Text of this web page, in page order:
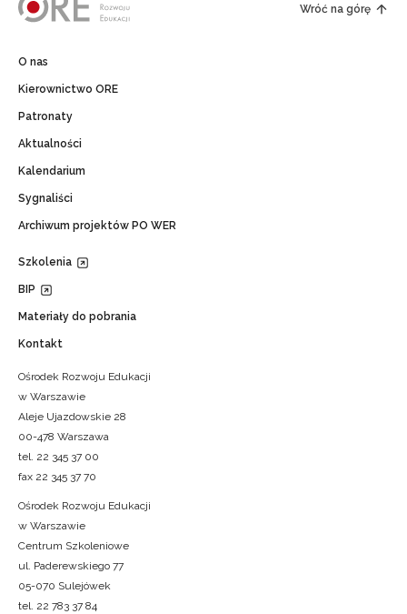
Wróć na górę
O nas
Kierownictwo ORE
Patronaty
Aktualności
Kalendarium
Sygnaliści
Archiwum projektów PO WER
Szkolenia
BIP
Materiały do pobrania
Kontakt
Ośrodek Rozwoju Edukacji
w Warszawie
Aleje Ujazdowskie 28
00-478 Warszawa
tel. 22 345 37 00
fax 22 345 37 70
Ośrodek Rozwoju Edukacji
w Warszawie
Centrum Szkoleniowe
ul. Paderewskiego 77
05-070 Sulejówek
tel. 22 783 37 84